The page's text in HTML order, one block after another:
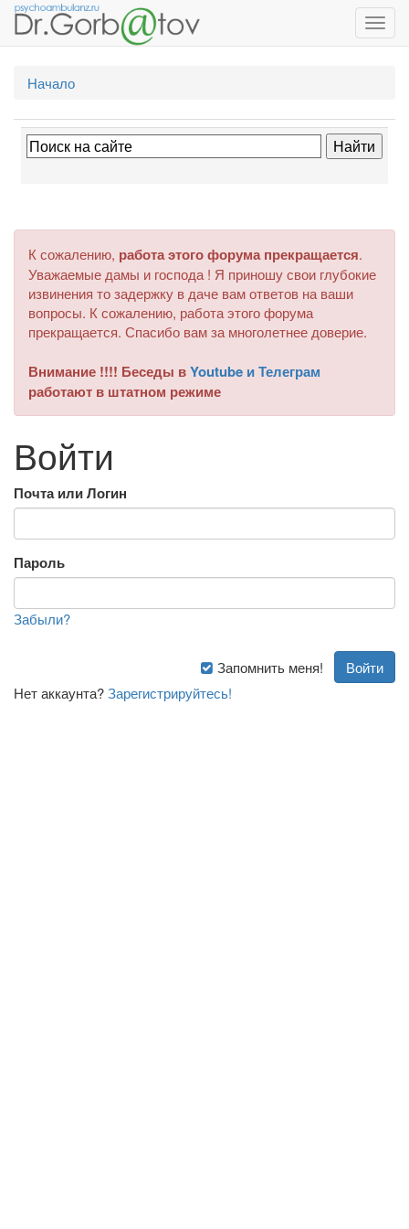
Начало
К сожалению, работа этого форума прекращается.
Уважаемые дамы и господа ! Я приношу свои глубокие
извинения то задержку в даче вам ответов на ваши
вопросы. К сожалению, работа этого форума
прекращается. Спасибо вам за многолетнее доверие.
Внимание !!!! Беседы вYoutube и Телеграм
работают в штатном режиме
Войти
Почта или Логин
Пароль
Забыли?
Запомнить меня!
Нет аккаунта?Зарегистрируйтесь!